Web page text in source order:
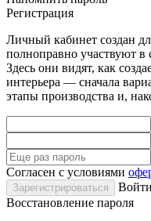
Регистрация
Личный кабинет создан
полноправно участвуют в
Здесь они видят, как
интерьера — сначала
этапы производства и,
Согласен с условиями
Войти
Восстановление пароля